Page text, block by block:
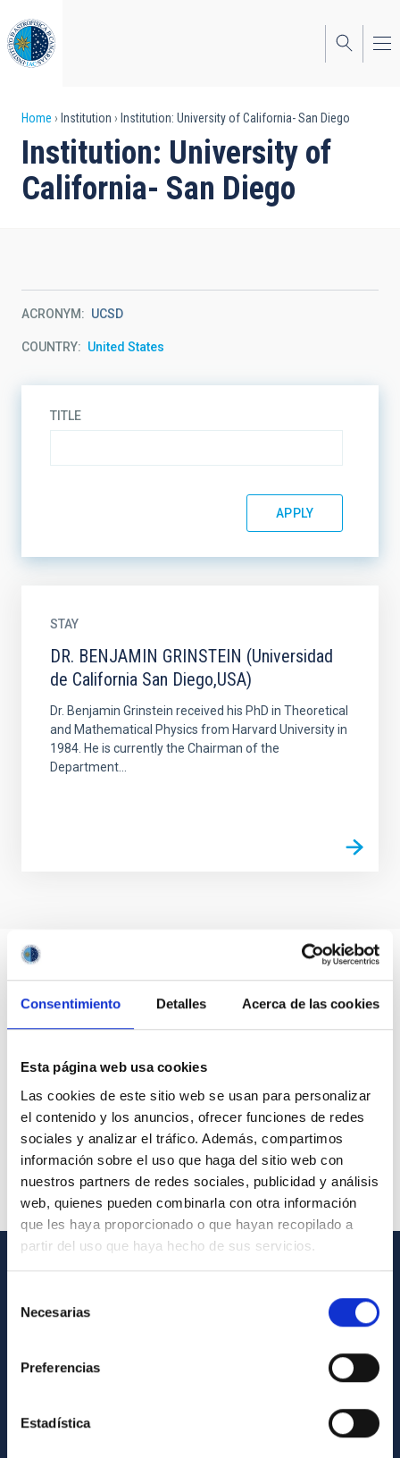
Consentimiento Detalles Acerca de las cookies
Esta página web usa cookies
Las cookies de este sitio web se usan para personalizar
el contenido y los anuncios, ofrecer funciones de redes
sociales y analizar el tráfico. Además, compartimos
información sobre el uso que haga del sitio web con
nuestros partners de redes sociales, publicidad y análisis
web, quienes pueden combinarla con otra información
que les haya proporcionado o que hayan recopilado a
partir del uso que haya hecho de sus servicios.
Necesarias
Preferencias
Estadística
to
main
content
Breadcrumb
Home Institution Institution: University of California- San Diego
Institution: University of
California- San Diego
ACRONYM UCSD
COUNTRY United States
TITLE
STAY
DR. BENJAMIN GRINSTEIN (Universidad
de California San Diego,USA)
Dr. Benjamin Grinstein received his PhD in Theoretical
and Mathematical Physics from Harvard University in
1984. He is currently the Chairman of the
Department...
Contact
Library